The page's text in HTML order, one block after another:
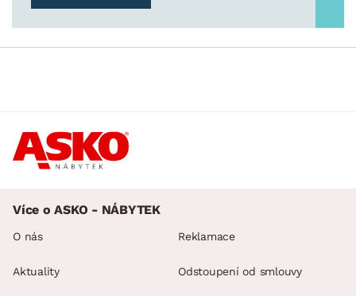
Více o ASKO - NÁBYTEK
O nás
Aktuality
Reklamace
Odstoupení od smlouvy